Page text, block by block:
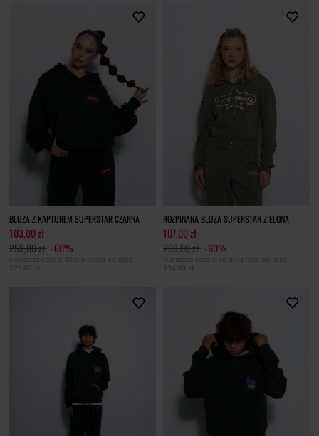
BLUZA Z KAPTUREM SUPERSTAR CZARNA
103,00 zł
259,00 zł -60%
Najniższa cena z 30 dni przed obniżką
129,00 zł
ROZPINANA BLUZA SUPERSTAR ZIELONA
107,00 zł
269,00 zł -60%
Najniższa cena z 30 dni przed obniżką
134,00 zł